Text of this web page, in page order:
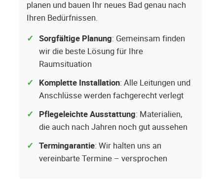
planen und bauen Ihr neues Bad genau nach
Ihren Bedürfnissen.
Sorgfältige Planung: Gemeinsam finden
wir die beste Lösung für Ihre
Raumsituation
Komplette Installation: Alle Leitungen und
Anschlüsse werden fachgerecht verlegt
Pflegeleichte Ausstattung: Materialien,
die auch nach Jahren noch gut aussehen
Termingarantie: Wir halten uns an
vereinbarte Termine – versprochen